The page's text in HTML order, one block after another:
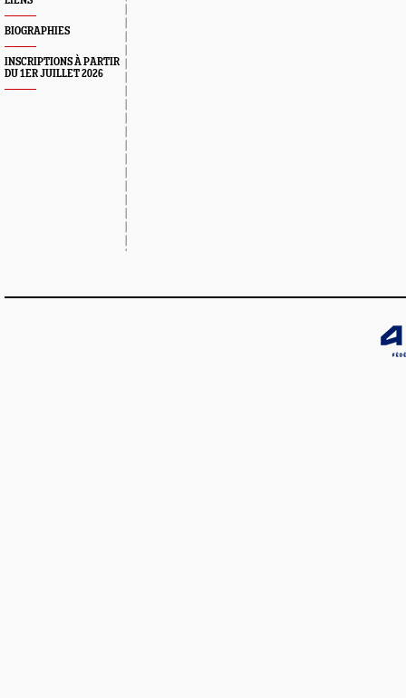
BIOGRAPHIES
INSCRIPTIONS À PARTIR
DU 1ER JUILLET 2026